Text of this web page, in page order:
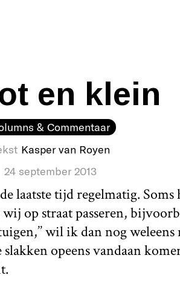
en klein
& Commentaar
Kasper van Royen
24 september 2013
laatste tijd regelmatig.
op straat passeren,
wil ik dan nog
opeens vandaan